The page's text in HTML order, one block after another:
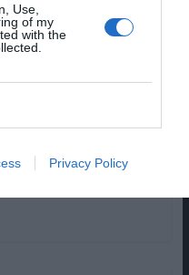
Use,
of my
with the
Privacy Policy